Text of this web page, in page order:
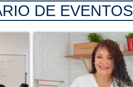
DE EVENTOS